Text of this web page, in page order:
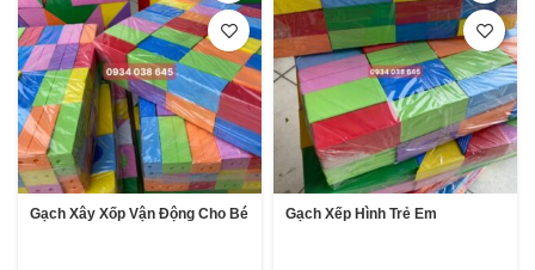
Gạch Xây Xốp Vận Động Cho Bé Gạch Xếp Hình Trẻ Em